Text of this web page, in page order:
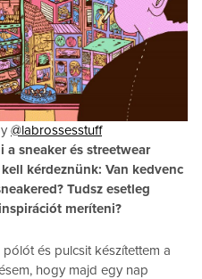
@labrossesstuff
a sneaker és streetwear
kérdeznünk: Van kedvenc
Tudsz esetleg
meríteni?
és pulcsit készítettem a
hogy majd egy nap